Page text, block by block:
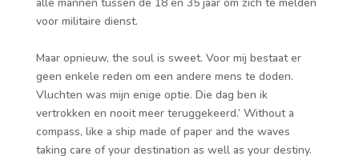
voor militaire dienst.
Maar opnieuw, the soul is sweet. Voor mij bestaat er
geen enkele reden om een andere mens te doden.
Vluchten was mijn enige optie. Die dag ben ik
vertrokken en nooit meer teruggekeerd.’ Without a
compass, like a ship made of paper and the waves
taking care of your destination as well as your destiny.